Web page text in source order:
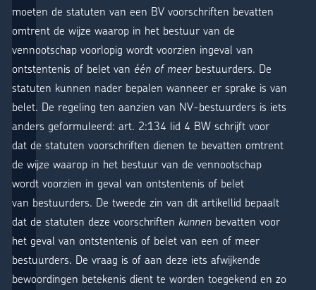
moeten de statuten van een BV voorschriften bevatten
omtrent de wijze waarop in het bestuur van de
vennootschap voorlopig wordt voorzien ingeval van
ontstentenis of belet van één of meerbestuurders. De
statuten kunnen nader bepalen wanneer er sprake is van
belet. De regeling ten aanzien van NV-bestuurders is iets
anders geformuleerd: art. 2:134 lid 4 BW schrijft voor
dat de statuten voorschriften dienen te bevatten omtrent
de wijze waarop in het bestuur van de vennootschap
wordt voorzien in geval van ontstentenis of belet
van bestuurders. De tweede zin van dit artikellid bepaalt
dat de statuten deze voorschriften kunnen bevatten voor
het geval van ontstentenis of belet van een of meer
bestuurders. De vraag is of aan deze iets afwijkende
bewoordingen betekenis dient te worden toegekend en zo